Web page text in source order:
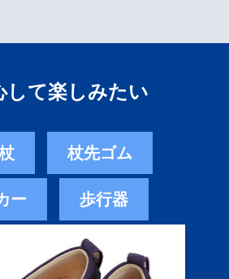
して楽しみたい
杖先ゴム
ー 歩行器